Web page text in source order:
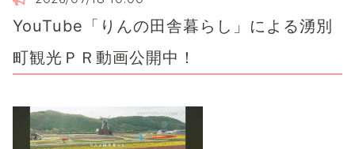
YouTube「りんの田舎暮らし」による湧別
町観光ＰＲ動画公開中！